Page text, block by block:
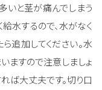
いと茎が痛んでしまう
水するので、水がなく
追加してください。水
ますので注意しましょ
ば大丈夫です。切り口